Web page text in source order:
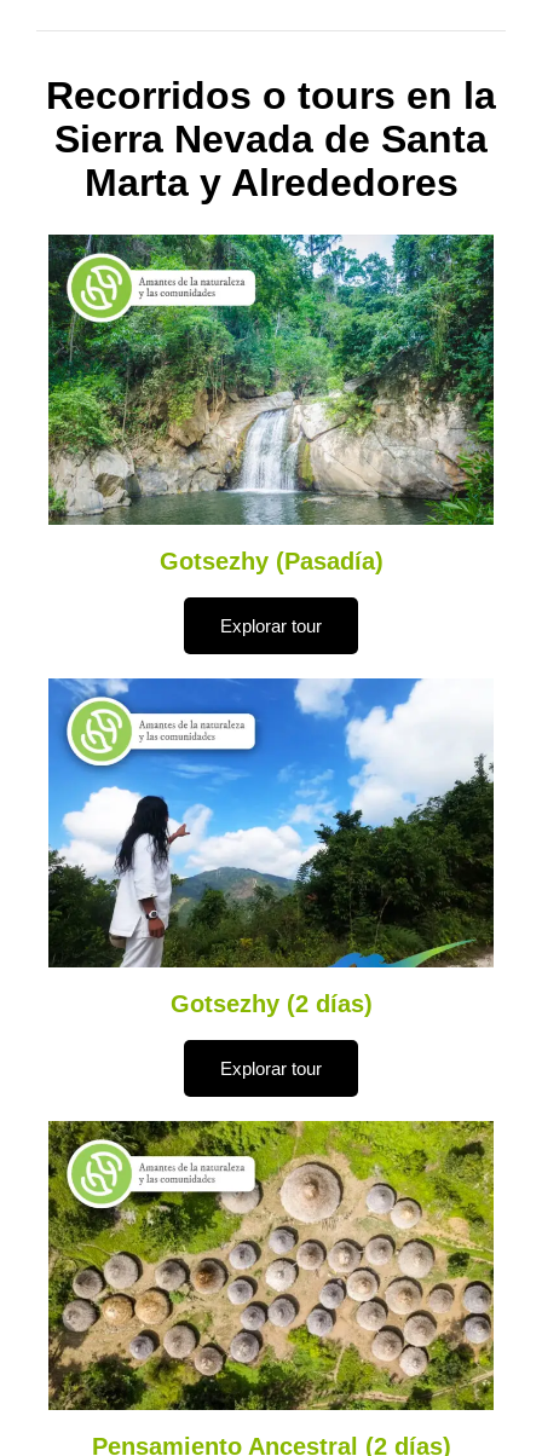
Recorridos o tours en la
Sierra Nevada de Santa
Marta y Alrededores
Gotsezhy (Pasadía)
Explorar tour
Gotsezhy (2 días)
Explorar tour
Pensamiento Ancestral (2 días)